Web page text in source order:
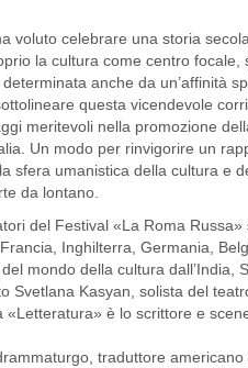
voluto celebrare una storia
la cultura come centro
anche da un’affinità
questa vicendevole
meritevoli nella promozione
Un modo per rinvigorire un
sfera umanistica della cultura e
da lontano.
del Festival «La Roma Russa»
Inghilterra, Germania,
mondo della cultura dall’India,
Svetlana Kasyan, solista del
è lo scrittore e
traduttore